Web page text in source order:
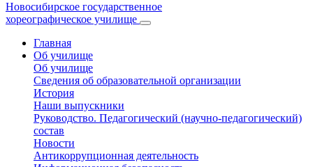
Новосибирское государственное
хореографическое училище
Главная
Об училище
Об училище
Сведения об образовательной организации
История
Наши выпускники
Руководство. Педагогический (научно-педагогический)
состав
Новости
Антикоррупционная деятельность